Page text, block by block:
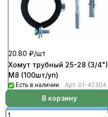
20.80 ₽/шт
Хомут трубный 25-28 (3/4")
М8 (100шт/уп)
Есть в наличии Арт. 01-42304
В корзину